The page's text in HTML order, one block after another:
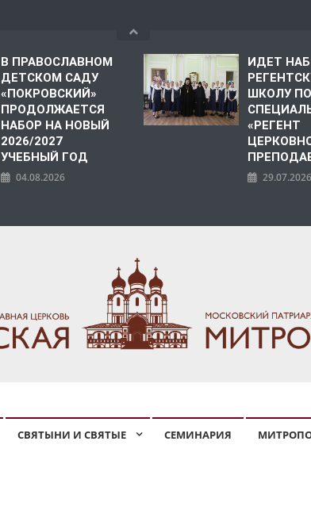
В ПРАВОСЛАВНОМ
ДЕТСКОМ САДУ
«ПОКРОВСКИЙ»
ПРОДОЛЖАЕТСЯ
НАБОР НА НОВЫЙ
2026/2027
УЧЕБНЫЙ ГОД
04.08.2026
ИДЕТ
ШКОЛУ
«РЕГЕНТ
СВЯТЫНИ И СВЯТЫЕ СЕМИНАРИЯ